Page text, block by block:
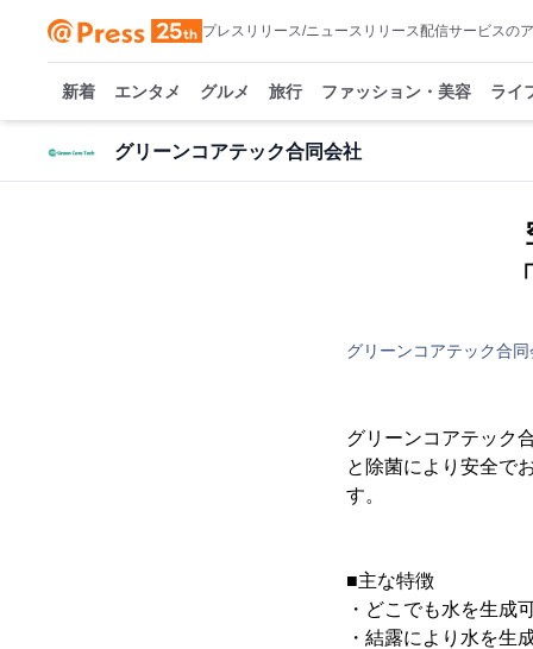
プレスリリース/ニュースリリース配信サービスの
新着 エンタメ グルメ 旅行 ファッション・美容 ライ
グリーンコアテック合同会社
グリーンコアテック合同
グリーンコアテック
と除菌により安全で
す。
■主な特徴
・どこでも水を生成
・結露により水を生